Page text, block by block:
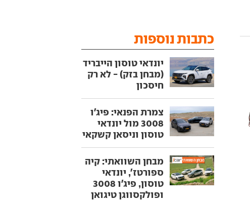
כתבות נוספות
יונדאי טוסון הייבריד
(מבחן בזק) - לא רק
חיסכון
צמרת הפנאי: פיג'ו
3008 מול יונדאי
טוסון וניסאן קשקאי
מבחן השוואתי: קיה
ספורטז', יונדאי
טוסון, פיג'ו 3008
ופולקסווגן טיגואן